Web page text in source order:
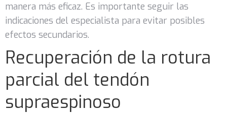
manera más eficaz. Es importante seguir las
indicaciones del especialista para evitar posibles
efectos secundarios.
Recuperación de la rotura
parcial del tendón
supraespinoso